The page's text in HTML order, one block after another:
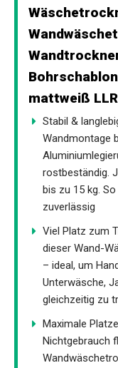
mattweiß
Stabil &
Wandmontage
rostbeständig.
bis zu 15 kg.
zuverlässig
Viel Platz zum
dieser Wand-
– ideal, um
Unterwäsche,
gleichzeitig zu
Maximale
Nichtgebrauch